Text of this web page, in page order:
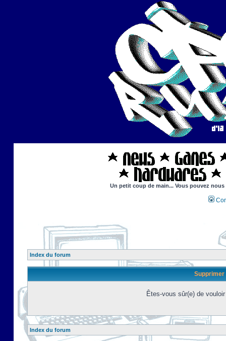
Un petit coup de main... Vous pouvez
Index du forum
Supprimer
Êtes-vous sûr(e) de
Index du forum